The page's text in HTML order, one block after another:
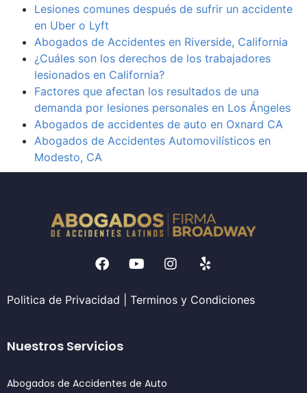
Lesiones comunes después de sufrir un accidente
en Uber o Lyft
Abogados de Accidentes en Riverside, California
¿Cuáles son los derechos de los trabajadores
lesionados en California?
Factores que afectan los resultados de una
demanda por lesiones personales en Los Ángeles
Abogados de accidentes de auto en Oxnard CA
Abogados de Accidentes Automovilísticos en
Modesto, CA
Politica de Privacidad Terminos y Condiciones
Nuestros Servicios
Abogados de Accidentes de Auto